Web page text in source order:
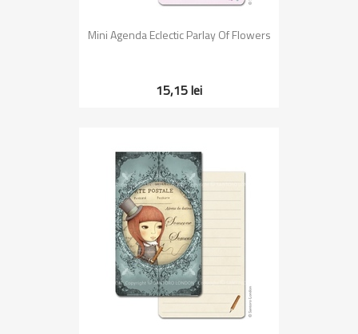
Mini Agenda Eclectic Parlay Of Flowers
15,15 lei